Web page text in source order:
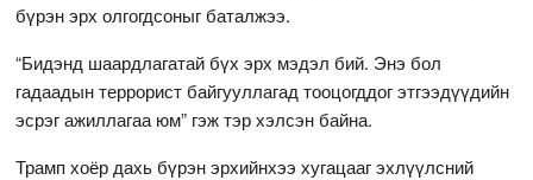
бүрэн эрх олгогдсоныг баталжээ.
“Бидэнд шаардлагатай бүх эрх мэдэл бий. Энэ бол
гадаадын террорист байгууллагад тооцогддог этгээдүүдийн
эсрэг ажиллагаа юм” гэж тэр хэлсэн байна.
Трамп хоёр дахь бүрэн эрхийнхээ хугацааг эхлүүлсний